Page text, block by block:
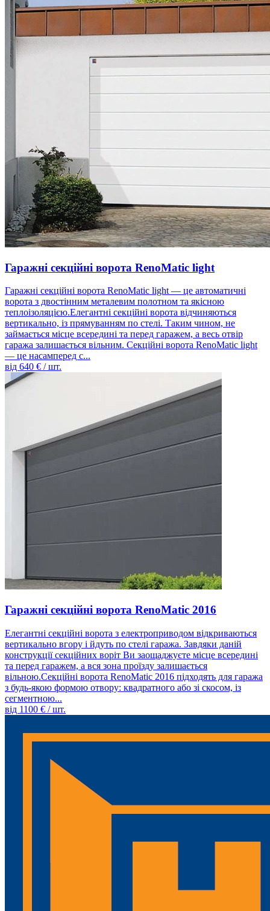
Гаражні секційні ворота RenoMatic light
Гаражні секційні ворота RenoMatic light — це автоматичні
ворота з двостінним металевим полотном та якісною
теплоізоляцією.Елегантні секційні ворота відчиняються
вертикально, із прямуванням по стелі. Таким чином, не
займається місце всередині та перед гаражем, а весь отвір
гаража залишається вільним. Секційні ворота RenoMatic light
— це насамперед с...
від 640 € / шт.
Гаражні секційні ворота RenoMatic 2016
Елегантні секційні ворота з електроприводом відкриваються
вертикально вгору і йдуть по стелі гаража. Завдяки даній
конструкції секційних воріт Ви заощаджуєте місце всередині
та перед гаражем, а вся зона проїзду залишається
вільною.Секційні ворота RenoMatic 2016 підходять для гаража
з будь-якою формою отвору: квадратного або зі скосом, із
сегментною...
від 1100 € / шт.